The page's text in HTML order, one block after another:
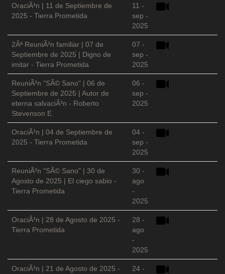
OraciÃ³n | 11 de Septiembre de
2025 - Tierra Prometida
11 -
sep -
2025
2Âª ReuniÃ³n familiar | 07 de
Septiembre de 2025 | Digno de
imitar - Tierra Prometida
07 -
sep -
2025
ReuniÃ³n "SÃ© Sano" | 06 de
Septiembre de 2025 | Autor de
eterna salvaciÃ³n - Roberto
Stevenson E.
06 -
sep -
2025
OraciÃ³n | 04 de Septiembre de
2025 - Tierra Prometida
04 -
sep -
2025
ReuniÃ³n "SÃ© Sano" | 30 de
Agosto de 2025 | El ciego sabio -
Tierra Prometida
30 -
ago
-
2025
OraciÃ³n | 28 de Agosto de 2025 -
Tierra Prometida
28 -
ago
-
2025
OraciÃ³n | 21 de Agosto de 2025 -
24 -